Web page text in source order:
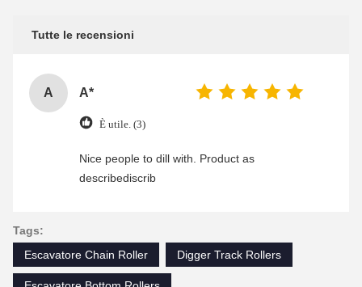
Tutte le recensioni
A A*
È utile. (3)
Nice people to dill with. Product as
describediscrib
Tags:
Escavatore Chain Roller
Digger Track Rollers